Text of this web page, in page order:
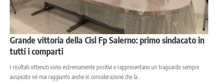
Grande vittoria della Cisl Fp Salerno: primo sindacato in
tutti i comparti
I risultati ottenuti sono estremamente positivi e rappresentano un traguardo sempre
auspicato né mai raggiunto anche in considerazione che la…